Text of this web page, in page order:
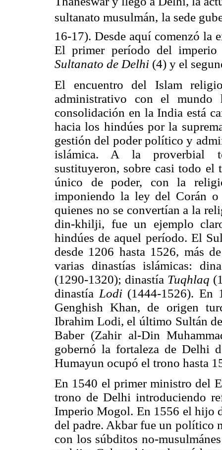
sultanato musulmán, la sede
16-17). Desde aquí comenzó la
El primer período del
Sultanato de Delhi (4) y el
El encuentro del Islam
administrativo con el
consolidación en la India está
hacia los hindúes por la
gestión del poder político y
islámica. A la proverbial
sustituyeron, sobre casi todo
único de poder, con la
imponiendo la ley del Corán
quienes no se convertían a la
din-khilji, fue un ejemplo
hindúes de aquel período. El
desde 1206 hasta 1526, más
varias dinastías islámicas:
(1290-1320); dinastía Tuqhlaq
dinastía Lodi(1444-1526). En
Genghish Khan, de origen
Ibrahim Lodi, el último Sultán
Baber (Zahir al-Din
gobernó la fortaleza de Delhi
Humayun ocupó el trono hasta
En 1540 el primer ministro del
trono de Delhi introduciendo
Imperio Mogol. En 1556 el hijo
del padre. Akbar fue un político
con los súbditos no-